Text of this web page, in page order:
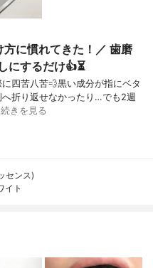
に慣れてきた！／ 歯磨
にするだけ👍⏳
四苦八苦💨黒い成分が指にベタ
折り返せなかったり…でも2週
続きを見る
センス)
イト